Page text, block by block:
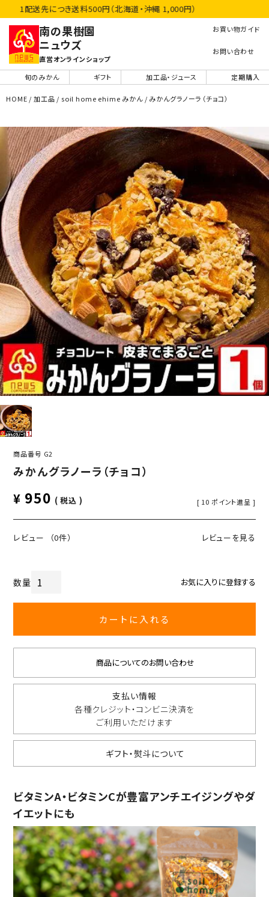
1配送先につき送料500円（北海道・沖縄 1,000円）
南の果樹園
ニュウズ
直営オンラインショップ
旬のみかん
ギフト 加工品・ジュース 定期購入
お買い物ガイド
お問い合わせ
HOME 加工品 soil home ehime みかん みかんグラノーラ（チョコ）
商品番号 G2
みかんグラノーラ（チョコ）
¥ 950 税込 [ 10 ポイント進呈 ]
レビュー （0件） レビューを見る
お気に入りに登録する
カートに入れる
商品についてのお問い合わせ
支払い情報
各種クレジット・コンビニ決済を
ご利用いただけます
ギフト・熨斗について
ビタミンA・ビタミンCが豊富アンチエイジングやダ
イエットにも